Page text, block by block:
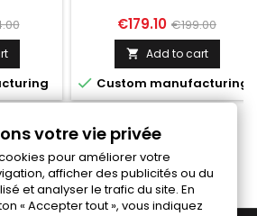
Price
€179.10 Regular
price
€199.00
 Add to cart
 Custom manufacturing
us on Facebook
votre vie privée
pour améliorer votre
afficher des publicités ou du
et analyser le trafic du site. En
« Accepter tout », vous indiquez